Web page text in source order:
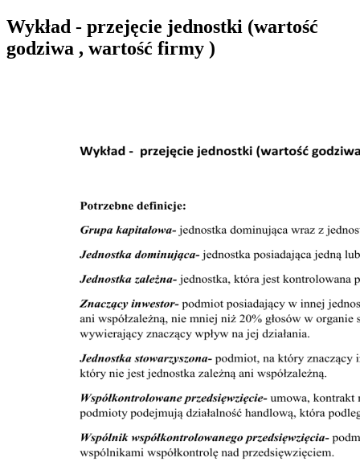
Wykład - przejęcie jednostki (wartość
godziwa , wartość firmy )